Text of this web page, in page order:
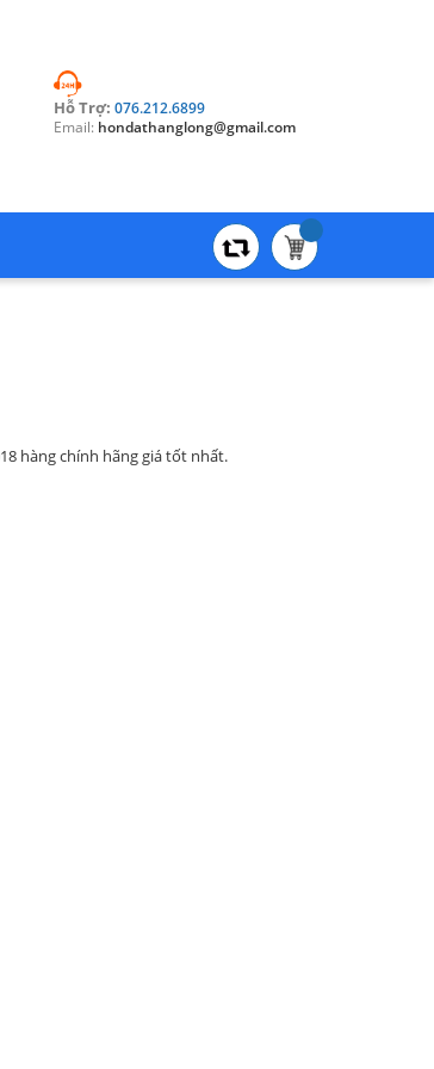
Hỗ Trợ: 076.212.6899
Email: hondathanglong@gmail.com
hàng chính hãng giá tốt nhất.